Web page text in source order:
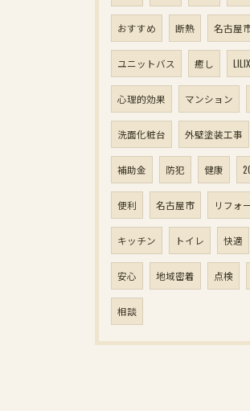
おすすめ 断熱 名古屋
ユニットバス 癒し LILIX
心理的効果 マンション
洗面化粧台 外壁塗装工事
補助金 防犯 健康
便利 名古屋市 リフォ
キッチン トイレ 快適
安心 地域密着 点検
相談